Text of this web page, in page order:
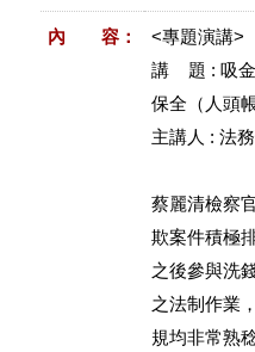
內 容：
<專題演講>
講 題 : 吸金
保全（人頭
主講人 : 法
蔡麗清檢察
欺案件積極
之後參與洗
之法制作業
規均非常熟